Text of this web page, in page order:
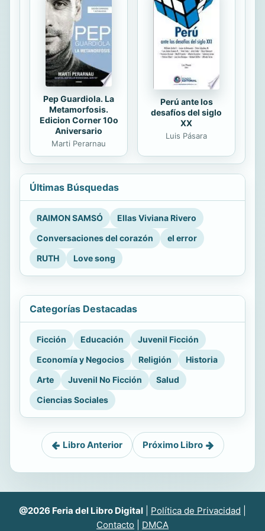
Pep Guardiola. La
Metamorfosis.
Edicion Corner 10o
Aniversario
Marti Perarnau
Perú ante los
desafíos del siglo
XX
Luis Pásara
Últimas Búsquedas
RAIMON SAMSÓ
Ellas Viviana Rivero
Conversaciones del corazón
el error
RUTH
Love song
Categorías Destacadas
Ficción Educación
Juvenil Ficción
Economía y Negocios
Religión
Historia
Arte
Juvenil No Ficción
Salud
Ciencias Sociales
Libro Anterior Próximo Libro
@2026 Feria del Libro Digital Política de Privacidad
Contacto
DMCA